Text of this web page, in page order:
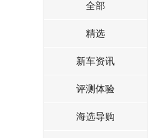
全部
精选
新车资讯
评测体验
海选导购